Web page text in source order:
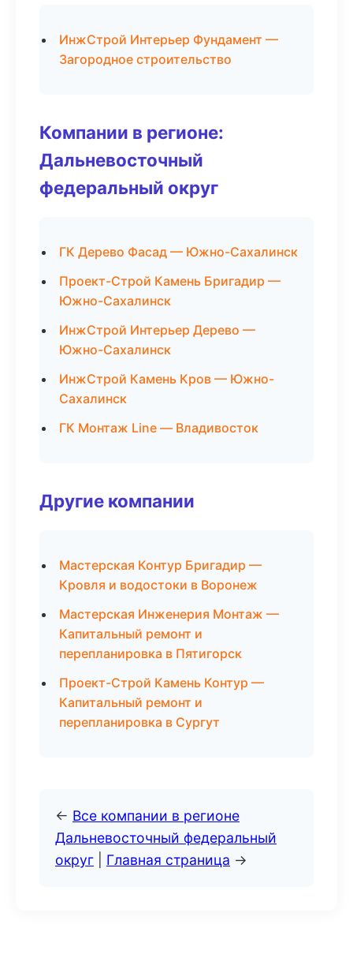
ИнжСтрой Интерьер Фундамент —
Загородное строительство
Компании в регионе:
Дальневосточный
федеральный округ
ГК Дерево Фасад — Южно-Сахалинск
Проект-Строй Камень Бригадир —
Южно-Сахалинск
ИнжСтрой Интерьер Дерево —
Южно-Сахалинск
ИнжСтрой Камень Кров — Южно-
Сахалинск
ГК Монтаж Line — Владивосток
Другие компании
Мастерская Контур Бригадир —
Кровля и водостоки в Воронеж
Мастерская Инженерия Монтаж —
Капитальный ремонт и
перепланировка в Пятигорск
Проект-Строй Камень Контур —
Капитальный ремонт и
перепланировка в Сургут
← Все компании в регионе
Дальневосточный федеральный
округ
Главная страница →